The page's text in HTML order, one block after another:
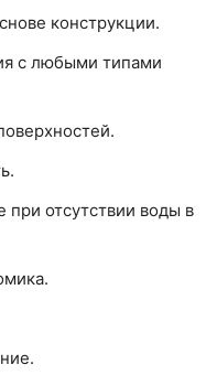
конструкции.
с любыми типами
при отсутствии воды в